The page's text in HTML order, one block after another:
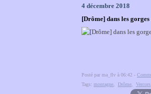
4 décembre 2018
[Drôme] dans les
Posté par ma_flv à 06:42 -
Tags: montagne Drôme Vercors